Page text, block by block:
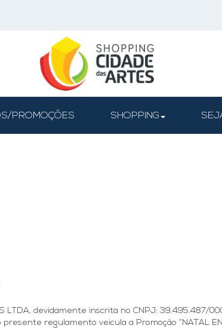
PROMOÇÕES SHOPPING
LTDA, devidamente inscrita no CNPJ:
regulamento veicula a Promoção “NATAL